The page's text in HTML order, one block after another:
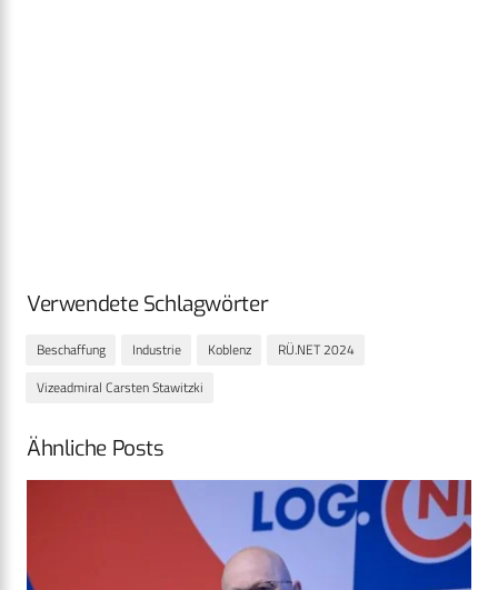
Verwendete Schlagwörter
Beschaffung Industrie Koblenz
RÜ.NET 2024
Vizeadmiral Carsten Stawitzki
Ähnliche Posts